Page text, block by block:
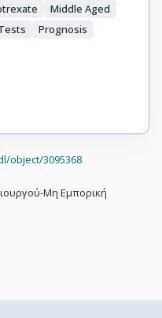
Middle Aged
Prognosis
object/3095368
Μη Εμπορική